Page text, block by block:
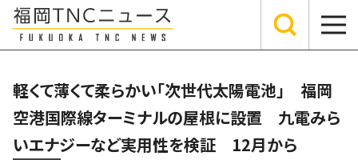
軽くて薄くて柔らかい「次世代太陽電池」 福岡
空港国際線ターミナルの屋根に設置 九電みら
いエナジーなど実用性を検証 12月から